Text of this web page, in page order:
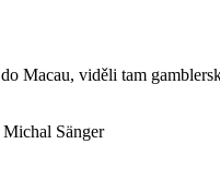
Macau, viděli tam
Michal Sänger